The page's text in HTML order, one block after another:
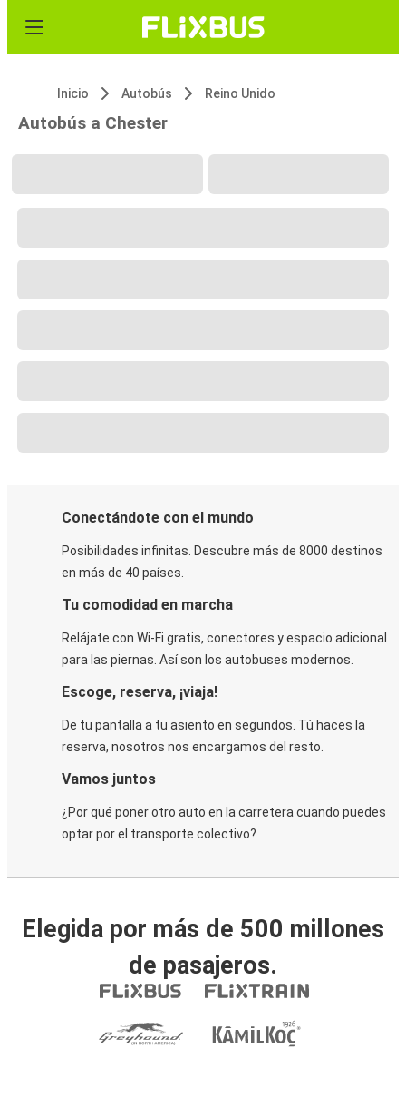
Inicio Autobús Reino Unido
Autobús a Chester
Conectándote con el mundo
Posibilidades infinitas. Descubre más de 8000 destinos
en más de 40 países.
Tu comodidad en marcha
Relájate con Wi-Fi gratis, conectores y espacio adicional
para las piernas. Así son los autobuses modernos.
Escoge, reserva, ¡viaja!
De tu pantalla a tu asiento en segundos. Tú haces la
reserva, nosotros nos encargamos del resto.
Vamos juntos
¿Por qué poner otro auto en la carretera cuando puedes
optar por el transporte colectivo?
Elegida por más de 500 millones
de pasajeros.